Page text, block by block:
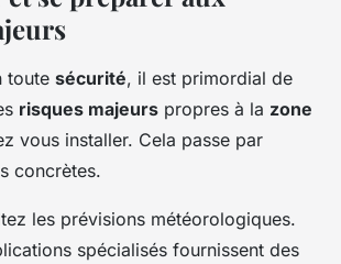
toute sécurité, il est primordial de
risques majeurs propres à la zone
vous installer. Cela passe par
concrètes.
les prévisions météorologiques.
spécialisés fournissent des